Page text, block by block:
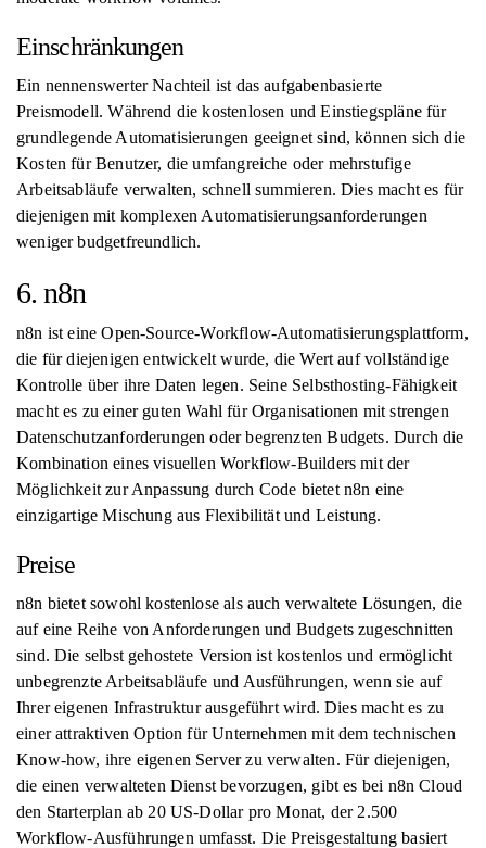
Einschränkungen
Ein nennenswerter Nachteil ist das aufgabenbasierte
Preismodell. Während die kostenlosen und Einstiegspläne für
grundlegende Automatisierungen geeignet sind, können sich die
Kosten für Benutzer, die umfangreiche oder mehrstufige
Arbeitsabläufe verwalten, schnell summieren. Dies macht es für
diejenigen mit komplexen Automatisierungsanforderungen
weniger budgetfreundlich.
6. n8n
n8n ist eine Open-Source-Workflow-Automatisierungsplattform,
die für diejenigen entwickelt wurde, die Wert auf vollständige
Kontrolle über ihre Daten legen. Seine Selbsthosting-Fähigkeit
macht es zu einer guten Wahl für Organisationen mit strengen
Datenschutzanforderungen oder begrenzten Budgets. Durch die
Kombination eines visuellen Workflow-Builders mit der
Möglichkeit zur Anpassung durch Code bietet n8n eine
einzigartige Mischung aus Flexibilität und Leistung.
Preise
n8n bietet sowohl kostenlose als auch verwaltete Lösungen, die
auf eine Reihe von Anforderungen und Budgets zugeschnitten
sind. Die selbst gehostete Version ist kostenlos und ermöglicht
unbegrenzte Arbeitsabläufe und Ausführungen, wenn sie auf
Ihrer eigenen Infrastruktur ausgeführt wird. Dies macht es zu
einer attraktiven Option für Unternehmen mit dem technischen
Know-how, ihre eigenen Server zu verwalten. Für diejenigen,
die einen verwalteten Dienst bevorzugen, gibt es bei n8n Cloud
den Starterplan ab 20 US-Dollar pro Monat, der 2.500
Workflow-Ausführungen umfasst. Die Preisgestaltung basiert